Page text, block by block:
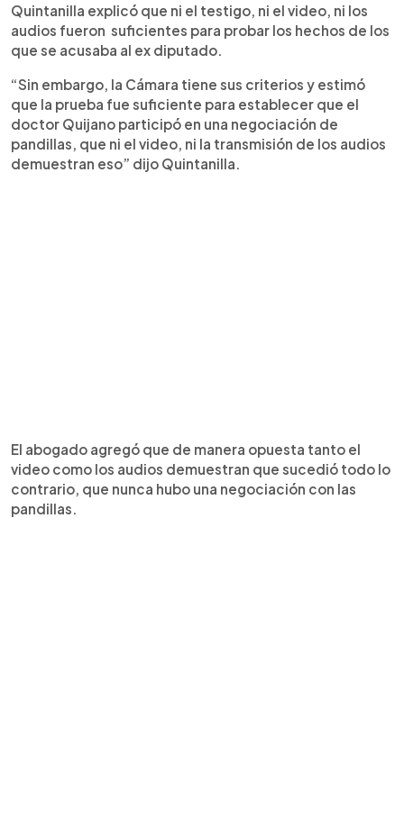
Quintanilla explicó que ni el testigo, ni el video, ni los
audios fueron suficientes para probar los hechos de los
que se acusaba al ex diputado.
“Sin embargo, la Cámara tiene sus criterios y estimó
que la prueba fue suficiente para establecer que el
doctor Quijano participó en una negociación de
pandillas, que ni el video, ni la transmisión de los audios
demuestran eso” dijo Quintanilla.
El abogado agregó que de manera opuesta tanto el
video como los audios demuestran que sucedió todo lo
contrario, que nunca hubo una negociación con las
pandillas.